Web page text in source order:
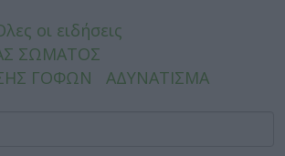
οι ειδήσεις
ΣΩΜΑΤΟΣ
ΓΟΦΩΝ
ΑΔΥΝΑΤΙΣΜΑ